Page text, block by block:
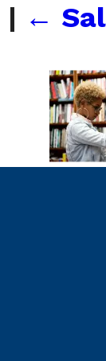
| ←